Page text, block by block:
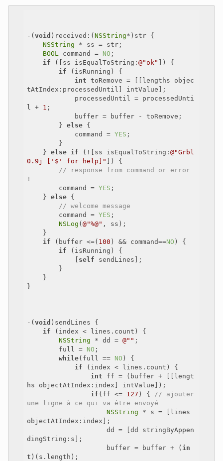
-( void )received:( NSString*)str {
NSString * ss = str;
BOOL
command = NO ;
if ([ss isEqualToString: @"ok" ]) {
if (isRunning) {
int toRemove = [[lengths objec
tAtIndex:processedUntil] intValue];
l + 1 ;
        }
else {
            command =
YES ;
    }
else if (![ss isEqualToString: @"Grbl
0.9j ['$' for help]" ]) {
// response from command or error
!
        command =
YES ;
    }
else {
// welcome message
        command =
YES ;
NSLog ( @"%@" , ss);
if (buffer <=( 100 ) && command==NO ) {
if (isRunning) {
self sendLines];
}
-( void )sendLines {
if (index < lines.count) {
NSString * dd = @"" ;
        full =
NO ;
while(full == NO ) {
if (index < lines.count) {
int ff = (buffer + [[lengt
hs objectAtIndex:index] intValue]);
if (ff <= 127 ) {
// ajouter
une ligne à ce qui va être envoyé
NSString * s = [lines
objectAtIndex:index];
dingString:s];
                    buffer = buffer + (
in
t )(s.length);